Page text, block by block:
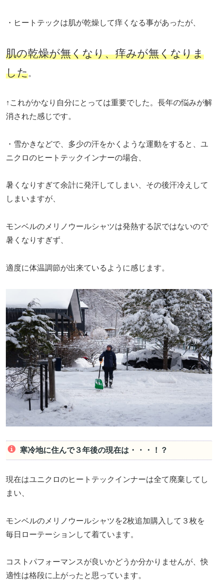
・ヒートテックは肌が乾燥して痒くなる事があったが、
肌の乾燥が無くなり、痒みが無くなりま
した。
↑これがかなり自分にとっては重要でした。長年の悩みが解
消された感じです。
・雪かきなどで、多少の汗をかくような運動をすると、ユ
ニクロのヒートテックインナーの場合、
暑くなりすぎて余計に発汗してしまい、その後汗冷えして
しまいますが、
モンベルのメリノウールシャツは発熱する訳ではないので
暑くなりすぎず、
適度に体温調節が出来ているように感じます。
寒冷地に住んで３年後の現在は・・・！？
現在はユニクロのヒートテックインナーは全て廃棄してし
まい、
モンベルのメリノウールシャツを2枚追加購入して３枚を
毎日ローテーションして着ています。
コストパフォーマンスが良いかどうか分かりませんが、快
適性は格段に上がったと思っています。